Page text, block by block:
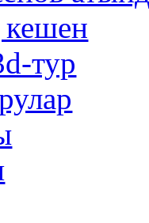
кешен
тур